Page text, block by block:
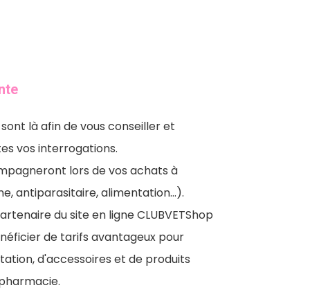
là afin de vous conseiller et
vos interrogations.
lors de vos achats à
antiparasitaire, alimentation…).
du site en ligne CLUBVETShop
de tarifs avantageux pour
d'accessoires et de produits